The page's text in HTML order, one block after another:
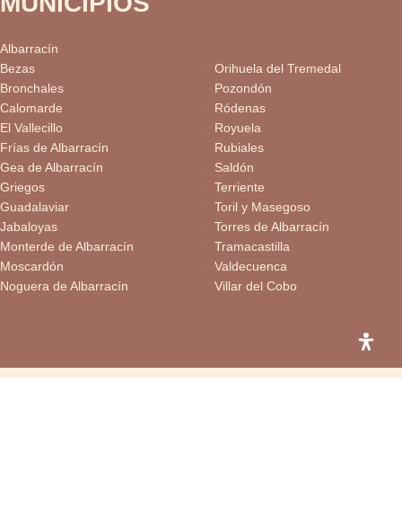
Albarracín
Bezas
Bronchales
Calomarde
El Vallecillo
Frías de Albarracín
Gea de Albarracín
Griegos
Guadalaviar
Jabaloyas
Monterde de Albarracín
Moscardón
Noguera de Albarracín
Orihuela del Tremedal
Pozondón
Ródenas
Royuela
Rubiales
Saldón
Terriente
Toril y Masegoso
Torres de Albarracín
Tramacastilla
Valdecuenca
Villar del Cobo